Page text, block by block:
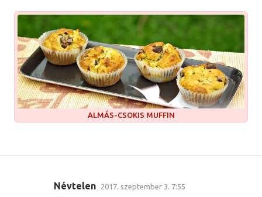
ALMÁS-CSOKIS MUFFIN
Névtelen 2017. szeptember 3. 7:55